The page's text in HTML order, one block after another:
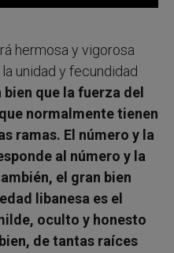
hermosa y vigorosa
unidad y fecundidad
bien que la fuerza del
normalmente tienen
ramas. El número y la
al número y la
el gran bien
libanesa es el
oculto y honesto
de tantas raíces